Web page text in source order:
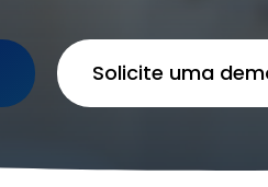
Solicite uma